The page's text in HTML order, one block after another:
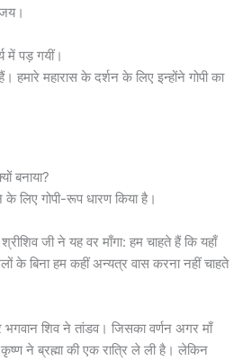
में पड़ गयीं।
हमारे महारास के दर्शन के लिए इन्होंने गोपी का
बनाया?
लिए गोपी-रूप धारण किया है।
जी ने यह वर माँगा: हम चाहते हैं कि यहाँ
के बिना हम कहीं अन्यत्र वास करना नहीं चाहते
शिव ने तांडव। जिसका वर्णन अगर माँ
ने ब्रह्मा की एक रात्रि ले ली है। लेकिन